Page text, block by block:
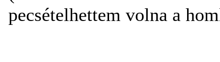
pecsételhettem volna a